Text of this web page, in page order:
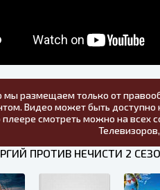
мы размещаем только от
Видео может быть доступно
смотреть можно на всех
ПРОТИВ НЕЧИСТИ 2